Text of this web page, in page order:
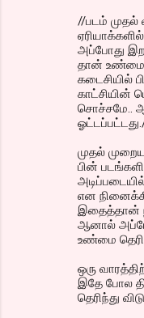
//படம் முதல்
அப்போது
தான்
கடைசியில்
காட்சியின்
சொச்சமே..
முதல்
பின்
என
இதைத்தான்
ஆனால்
உண்மை
ஒரு
இதே போல
தெரிந்து